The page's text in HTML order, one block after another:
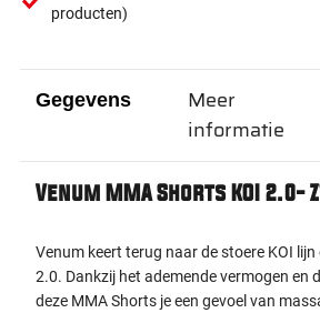
producten)
Gegevens
Venum MMA Shorts KOI
Venum keert terug naar de stoere KOI lijn
2.0. Dankzij het ademende vermogen en
deze MMA Shorts je een gevoel van
Meer
informatie